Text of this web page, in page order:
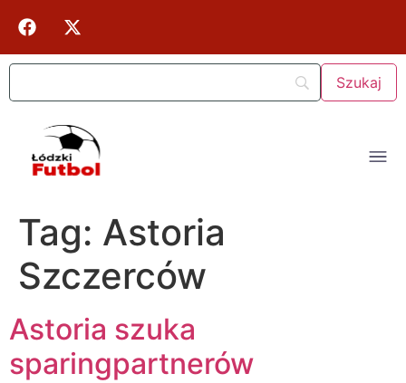
Tag: Astoria
Szczerców
Astoria szuka
sparingpartnerów